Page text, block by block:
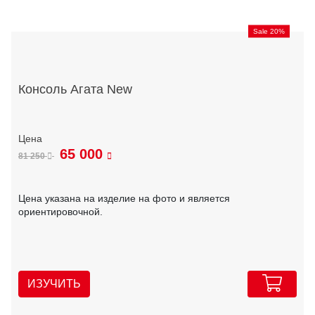
Sale 20%
Консоль Агата New
81 250 65 000
Цена указана на изделие на фото и является
ориентировочной.
ИЗУЧИТЬ